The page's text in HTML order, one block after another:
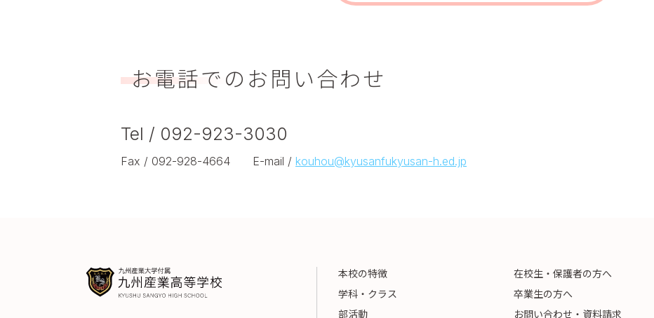
お電話でのお問い合わせ
Tel / 092-923-3030
Fax / 092-928-4664 E-mail / kouhou@kyusanfukyusan-h.ed.jp
本校の特徴
学科・クラス
部活動
在校生・保護者の方へ
卒業生の方へ
お問い合わせ・資料請求